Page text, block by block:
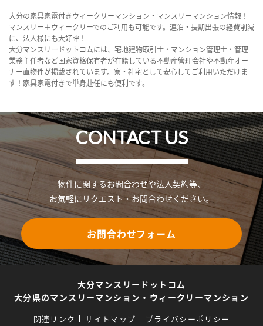
大分の家具家電付きウィークリーマンション・マンスリーマンション情報！
マンスリー＋ウィークリーでのご利用も可能です。連泊・長期出張の経費削減
に、法人様にも大好評！
大分マンスリードットコムには、宅地建物取引士・マンション管理士・管理
業務主任者など国家資格保有者が在籍している不動産管理会社や不動産オー
ナー直物件が掲載されています。寮・社宅として安心してご利用いただけま
す！家具家電付きで単身赴任にも便利です。
CONTACT US
物件に関するお問合わせや法人契約等、
お気軽にリクエスト・お問合わせください。
お問合わせフォーム
大分マンスリードットコム
大分県のマンスリーマンション・ウィークリーマンション
関連リンク サイトマップ プライバシーポリシー